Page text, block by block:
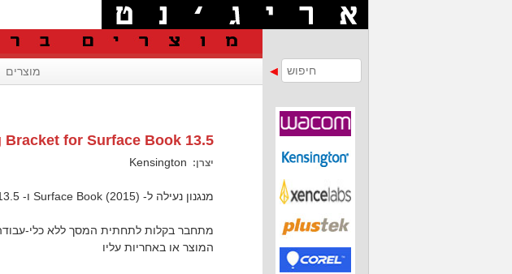
מוצרים
for Surface Book 13.5
יצרן:
מנגנון נעילה ל- Surface Book (2015) ו- Surface Book 2 13.5
מתחבר בקלות לתחתית המסך ללא כלי-
המוצר או באחריות עליו